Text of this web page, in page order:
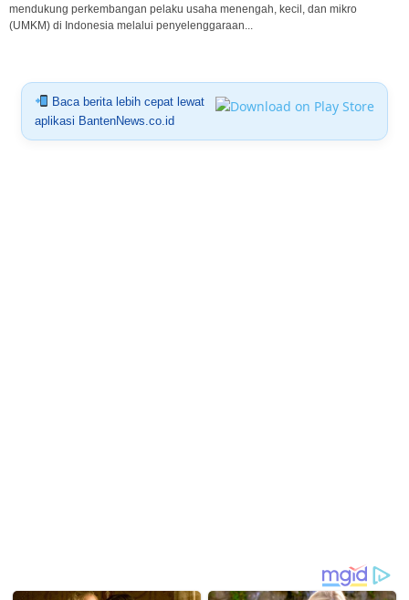
mendukung perkembangan pelaku usaha menengah, kecil, dan mikro
(UMKM) di Indonesia melalui penyelenggaraan...
Baca berita lebih cepat lewat
aplikasi BantenNews.co.id